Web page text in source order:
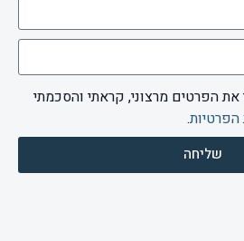
הפרטים מרצוני, קראתי והסכמתי
הפרטיות.
שליחה